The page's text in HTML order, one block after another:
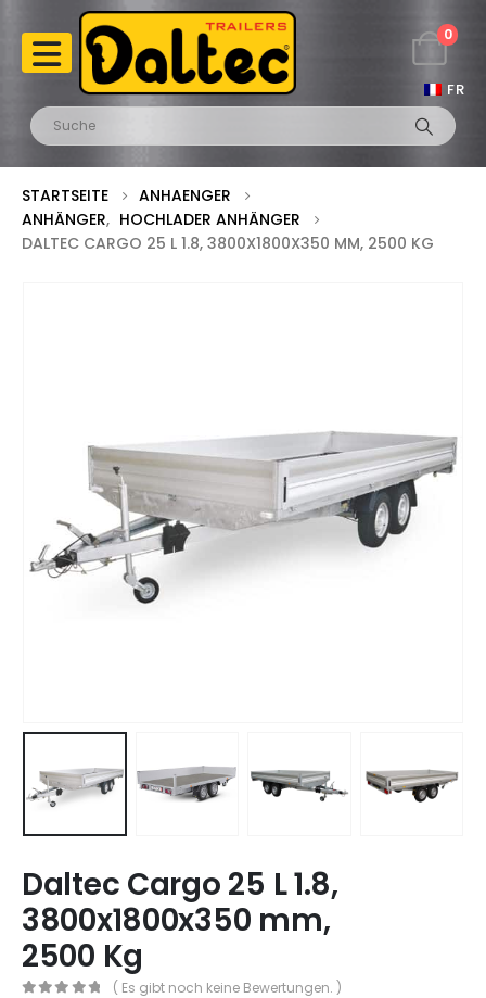
FR
0
STARTSEITE
ANHAENGER
ANHÄNGER, HOCHLADER ANHÄNGER
DALTEC CARGO 25 L 1.8, 3800X1800X350 MM, 2500 KG
Daltec Cargo 25 L 1.8,
3800x1800x350 mm,
2500 Kg
( Es gibt noch keine Bewertungen. )